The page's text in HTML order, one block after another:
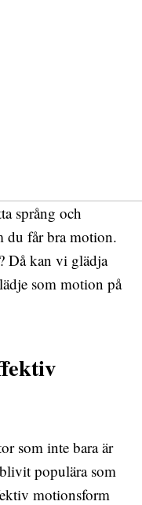
språng och
du får bra motion.
Då kan vi glädja
som motion på
som inte bara är
populära som
motionsform